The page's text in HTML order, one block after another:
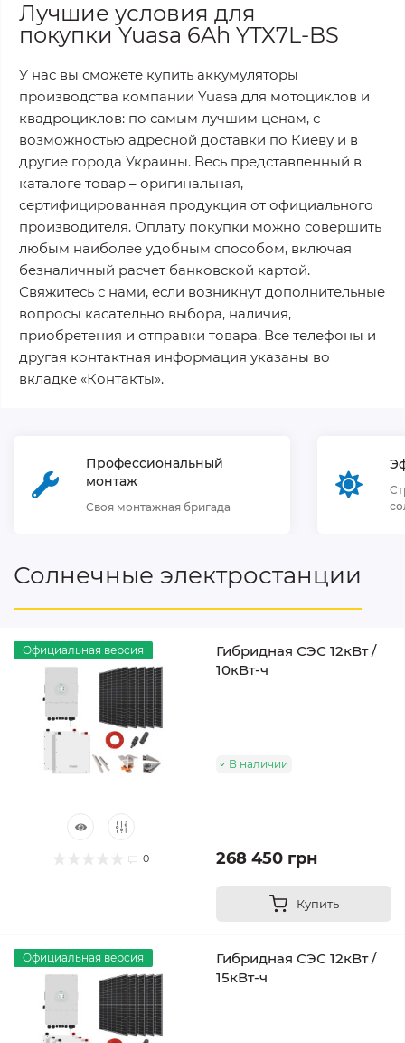
Лучшие условия для
покупки Yuasa 6Ah YTX7L-BS
У нас вы сможете купить аккумуляторы
производства компании Yuasa для мотоциклов и
квадроциклов: по самым лучшим ценам, с
возможностью адресной доставки по Киеву и в
другие города Украины. Весь представленный в
каталоге товар – оригинальная,
сертифицированная продукция от официального
производителя. Оплату покупки можно совершить
любым наиболее удобным способом, включая
безналичный расчет банковской картой.
Свяжитесь с нами, если возникнут дополнительные
вопросы касательно выбора, наличия,
приобретения и отправки товара. Все телефоны и
другая контактная информация указаны во
вкладке «Контакты».
Профессиональный
монтаж
Своя монтажная бригада
Солнечные электростанции
Официальная версия
0
Гибридная СЭС 12кВт /
10кВт-ч
В наличии
268 450 грн
Купить
Официальная версия
Гибридная СЭС 12кВт /
15кВт-ч